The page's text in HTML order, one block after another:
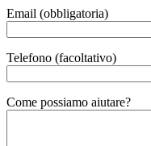
Email (obbligatoria)
Telefono (facoltativo)
Gender
Come possiamo aiutare?